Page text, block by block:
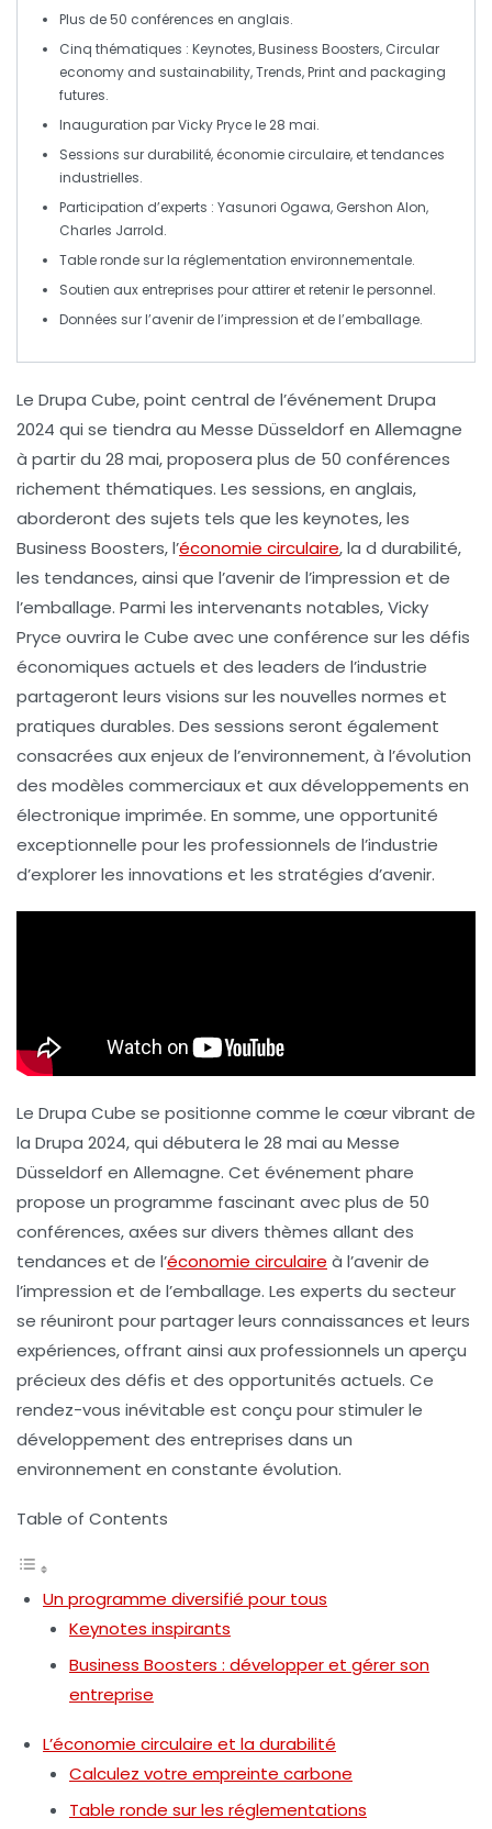
Plus de50 conférences en anglais.
Cinq thématiques : Keynotes,Business Boosters, Circular
economy and sustainability,Trends,Print and packaging
futures.
Inauguration parVicky Prycele 28 mai.
Sessions sur durabilité, économie circulaire, ettendances
industrielles.
Participation d’experts : Yasunori Ogawa, Gershon Alon,
Charles Jarrold.
Table ronde sur la réglementation environnementale.
Soutien aux entreprises pour attirer et retenir le personnel.
Données sur l’avenir de l’impression et de l’emballage.
Le Drupa Cube, point central de l’événement Drupa
2024 qui se tiendra au Messe Düsseldorf en Allemagne
à partir du 28 mai, proposera plus de 50 conférences
richement thématiques. Les sessions, en anglais,
aborderont des sujets tels que les keynotes, les
Business Boosters, l’économie circulaire, la d durabilité,
les tendances, ainsi que l’avenir de l’impression et de
l’emballage. Parmi les intervenants notables, Vicky
Pryce ouvrira le Cube avec une conférence sur les défis
économiques actuels et des leaders de l’industrie
partageront leurs visions sur les nouvelles normes et
pratiques durables. Des sessions seront également
consacrées aux enjeux de l’environnement, à l’évolution
des modèles commerciauxet aux développements en
électronique imprimée. En somme, une opportunité
exceptionnelle pour les professionnels de l’industrie
d’explorer les innovations et les stratégies d’avenir.
Le Drupa Cube se positionne comme le cœur vibrant de
la Drupa 2024, qui débutera le 28 mai au Messe
Düsseldorf en Allemagne. Cet événement phare
propose un programme fascinant avec plus de 50
conférences, axées sur divers thèmes allant des
tendances et de l’économie circulaire à l’avenir de
l’impression et de l’emballage. Les experts du secteur
se réuniront pour partager leurs connaissances et leurs
expériences, offrant ainsi aux professionnels un aperçu
précieux des défis et des opportunités actuels. Ce
rendez-vous inévitable est conçu pour stimuler le
développement des entreprises dans un
environnement en constante évolution.
Table of Contents
Un programme diversifié pour tous
Keynotes inspirants
Business Boosters : développer et gérer son
entreprise
L’économie circulaire et la durabilité
Calculez votre empreinte carbone
Table ronde sur les réglementations